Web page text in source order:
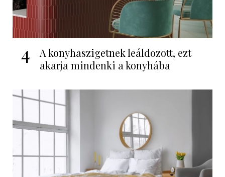
4
A konyhaszigetnek leáldozott, ezt
akarja mindenki a konyhába